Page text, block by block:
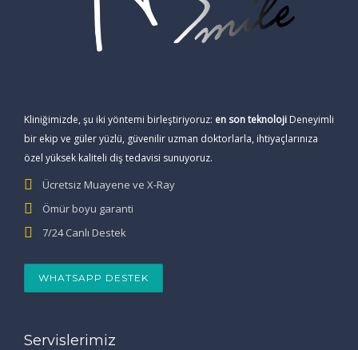
Kliniğimizde, şu iki yöntemi birleştiriyoruz: en son teknoloji Deneyimli
bir ekip ve güler yüzlü, güvenilir uzman doktorlarla, ihtiyaçlarınıza
özel yüksek kaliteli diş tedavisi sunuyoruz.
Ücretsiz Muayene ve X-Ray
Ömür boyu garanti
7/24 Canlı Destek
WHATSAPP DESTEK
Servislerimiz